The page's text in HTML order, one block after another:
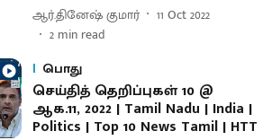
ஆர்.தினேஷ் குமார்
11 Oct 2022
2 min read
பொது
செய்தித் தெறிப்புகள் 10 @
ஆக.11, 2022 | Tamil Nadu | India |
Politics | Top 10 News Tamil | HTT